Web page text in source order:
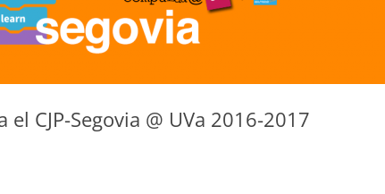
el CJP-Segovia @ UVa 2016-2017